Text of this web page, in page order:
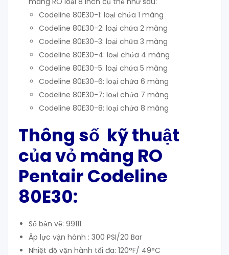
Codeline 80E30-1: loại chứa 1 màng
Codeline 80E30-2: loại chứa 2 màng
Codeline 80E30-3: loại chứa 3 màng
Codeline 80E30-4: loại chứa 4 màng
Codeline 80E30-5: loại chứa 5 màng
Codeline 80E30-6: loại chứa 6 màng
Codeline 80E30-7: loại chứa 7 màng
Codeline 80E30-8: loại chứa 8 màng
Thông số kỹ thuật
của vỏ màng RO
Pentair Codeline
80E30:
Số bản vẽ: 99111
Áp lực vận hành : 300 PSI/20 Bar
Nhiệt độ vận hành tối đa: 120°F/ 49°C